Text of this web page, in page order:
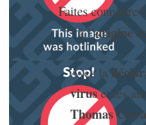
Faites connaître
à l’origine
Avec la
viruset les
Thomas